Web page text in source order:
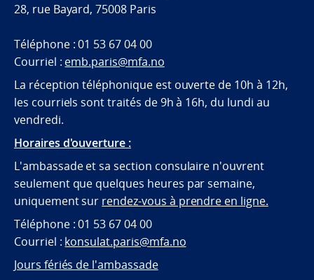
28, rue Bayard, 75008 Paris
Téléphone : 01 53 67 04 00
Courriel : emb.paris@mfa.no
La réception téléphonique est ouverte de 10h à 12h,
les courriels sont traités de 9h à 16h, du lundi au
vendredi.
Horaires d'ouverture :
L'ambassade et sa section consulaire n'ouvrent
seulement que quelques heures par semaine,
uniquement sur rendez-vous à prendre en ligne.
Téléphone : 01 53 67 04 00
Courriel : konsulat.paris@mfa.no
Jours fériés de l'ambassade